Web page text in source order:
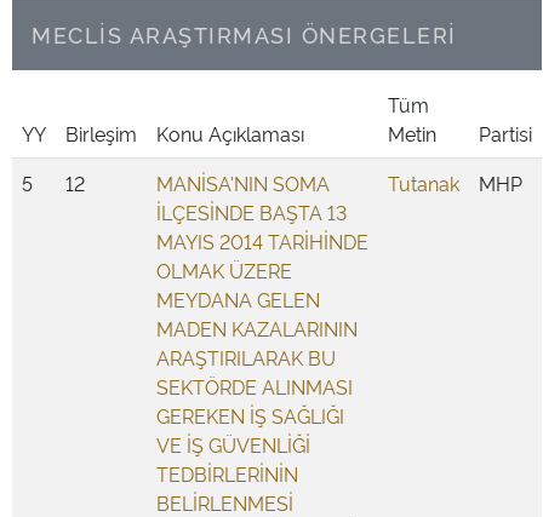
MECLİS ARAŞTIRMASI ÖNERGELERİ
YY Birleşim Konu Açıklaması
Tüm
Metin
Partisi
5
12
MANİSA'NIN SOMA
İLÇESİNDE BAŞTA 13
MAYIS 2014 TARİHİNDE
OLMAK ÜZERE
MEYDANA GELEN
MADEN KAZALARININ
ARAŞTIRILARAK BU
SEKTÖRDE ALINMASI
GEREKEN İŞ SAĞLIĞI
VE İŞ GÜVENLİĞİ
TEDBİRLERİNİN
BELİRLENMESİ
Tutanak MHP